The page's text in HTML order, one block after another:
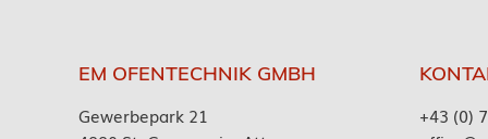
EM OFENTECHNIK GMBH
Gewerbepark 21
+43 (0)